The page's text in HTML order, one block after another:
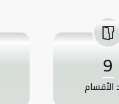
9
الأقسام